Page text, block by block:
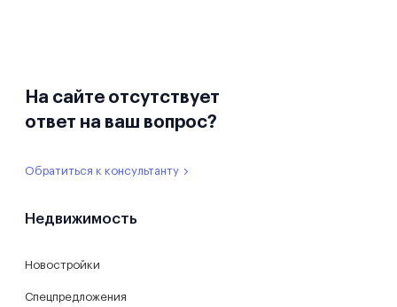
На сайте отсутствует
ответ на ваш вопрос?
Обратиться к консультанту
Недвижимость
Новостройки
Спецпредложения